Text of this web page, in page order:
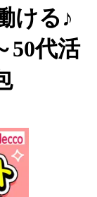
ける♪
50代活